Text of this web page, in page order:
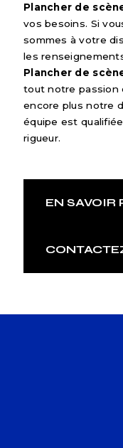
Plancher de
vos besoins. Si
sommes à votre
les
Plancher de
tout notre passion
encore plus notre
équipe est
rigueur.
EN SAVOIR